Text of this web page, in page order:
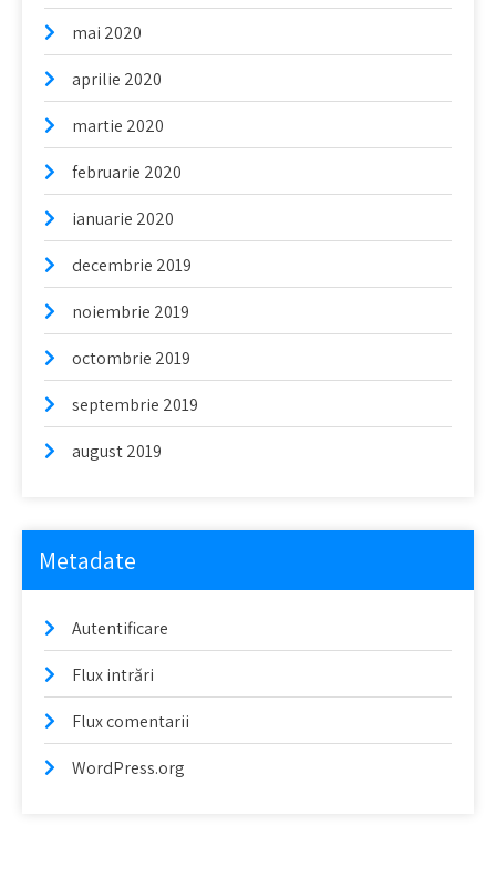
mai 2020
aprilie 2020
martie 2020
februarie 2020
ianuarie 2020
decembrie 2019
noiembrie 2019
octombrie 2019
septembrie 2019
august 2019
Metadate
Autentificare
Flux intrări
Flux comentarii
WordPress.org